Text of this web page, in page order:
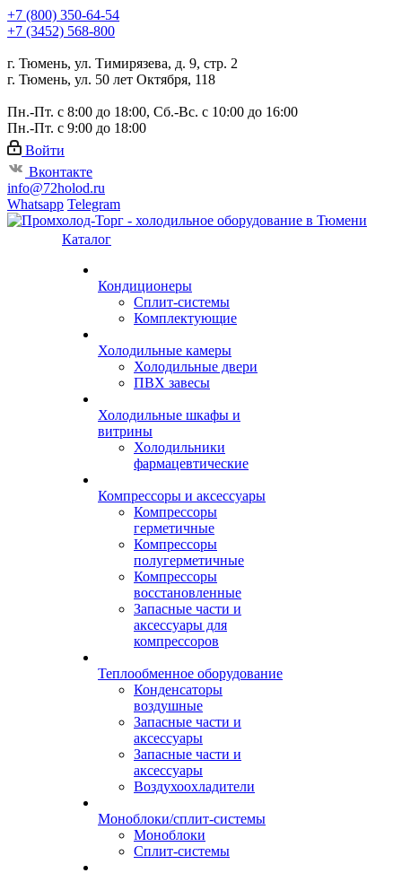
+7 (800) 350-64-54
+7 (3452) 568-800
г. Тюмень, ул. Тимирязева, д. 9, стр. 2
г. Тюмень, ул. 50 лет Октября, 118
Пн.-Пт. с 8:00 до 18:00, Сб.-Вс. с 10:00 до 16:00
Пн.-Пт. с 9:00 до 18:00
Войти
Вконтакте
info@72holod.ru
Whatsapp Telegram
Каталог
Кондиционеры
Сплит-системы
Комплектующие
Холодильные камеры
Холодильные двери
ПВХ завесы
Холодильные шкафы и
витрины
Холодильники
фармацевтические
Компрессоры и аксессуары
Компрессоры
герметичные
Компрессоры
полугерметичные
Компрессоры
восстановленные
Запасные части и
аксессуары для
компрессоров
Теплообменное оборудование
Конденсаторы
воздушные
Запасные части и
аксессуары
Запасные части и
аксессуары
Воздухоохладители
Моноблоки/сплит-системы
Моноблоки
Сплит-системы